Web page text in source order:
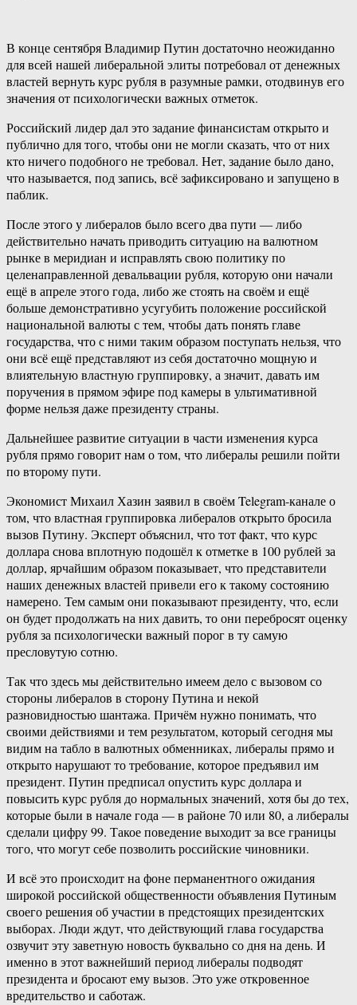
В конце сентября Владимир Путин достаточно неожиданно
для всей нашей либеральной элиты потребовал от денежных
властей вернуть курс рубля в разумные рамки, отодвинув его
значения от психологически важных отметок.
Российский лидер дал это задание финансистам открыто и
публично для того, чтобы они не могли сказать, что от них
кто ничего подобного не требовал. Нет, задание было дано,
что называется, под запись, всё зафиксировано и запущено в
паблик.
После этого у либералов было всего два пути ― либо
действительно начать приводить ситуацию на валютном
рынке в меридиан и исправлять свою политику по
целенаправленной девальвации рубля, которую они начали
ещё в апреле этого года, либо же стоять на своём и ещё
больше демонстративно усугубить положение российской
национальной валюты с тем, чтобы дать понять главе
государства, что с ними таким образом поступать нельзя, что
они всё ещё представляют из себя достаточно мощную и
влиятельную властную группировку, а значит, давать им
поручения в прямом эфире под камеры в ультимативной
форме нельзя даже президенту страны.
Дальнейшее развитие ситуации в части изменения курса
рубля прямо говорит нам о том, что либералы решили пойти
по второму пути.
Экономист Михаил Хазин заявил в своём Telegram-канале о
том, что властная группировка либералов открыто бросила
вызов Путину. Эксперт объяснил, что тот факт, что курс
доллара снова вплотную подошёл к отметке в 100 рублей за
доллар, ярчайшим образом показывает, что представители
наших денежных властей привели его к такому состоянию
намерено. Тем самым они показывают президенту, что, если
он будет продолжать на них давить, то они перебросят оценку
рубля за психологически важный порог в ту самую
пресловутую сотню.
Так что здесь мы действительно имеем дело с вызовом со
стороны либералов в сторону Путина и некой
разновидностью шантажа. Причём нужно понимать, что
своими действиями и тем результатом, который сегодня мы
видим на табло в валютных обменниках, либералы прямо и
открыто нарушают то требование, которое предъявил им
президент. Путин предписал опустить курс доллара и
повысить курс рубля до нормальных значений, хотя бы до тех,
которые были в начале года — в районе 70 или 80, а либералы
сделали цифру 99. Такое поведение выходит за все границы
того, что могут себе позволить российские чиновники.
И всё это происходит на фоне перманентного ожидания
широкой российской общественности объявления Путиным
своего решения об участии в предстоящих президентских
выборах. Люди ждут, что действующий глава государства
озвучит эту заветную новость буквально со дня на день. И
именно в этот важнейший период либералы подводят
президента и бросают ему вызов. Это уже откровенное
вредительство и саботаж.